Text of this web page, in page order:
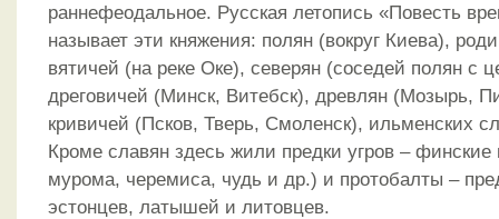
раннефеодальное. Русская летопись «Повесть
называет эти княжения: полян (вокруг Киева),
вятичей (на реке Оке), северян (соседей полян с
дреговичей (Минск, Витебск), древлян (Мозырь,
кривичей (Псков, Тверь, Смоленск), ильменских
Кроме славян здесь жили предки угров –
мурома, черемиса, чудь и др.) и протобалты –
эстонцев, латышей и литовцев.